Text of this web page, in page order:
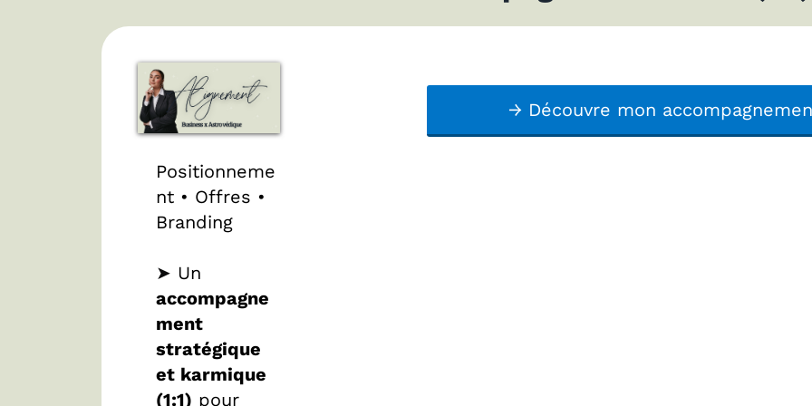
Positionneme
nt • Offres •
Branding
➤ Un
accompagne
ment
stratégique
et karmique
(1:1) pour
→ Découvre mon